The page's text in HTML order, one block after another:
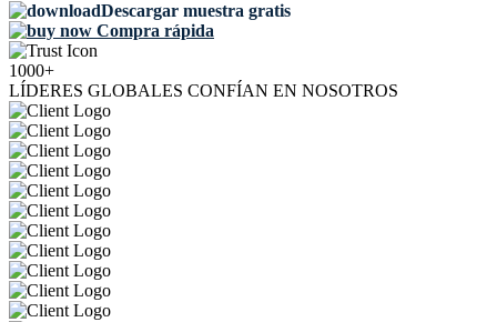
Descargar muestra gratis
Compra rápida
1000+
LÍDERES GLOBALES CONFÍAN EN NOSOTROS